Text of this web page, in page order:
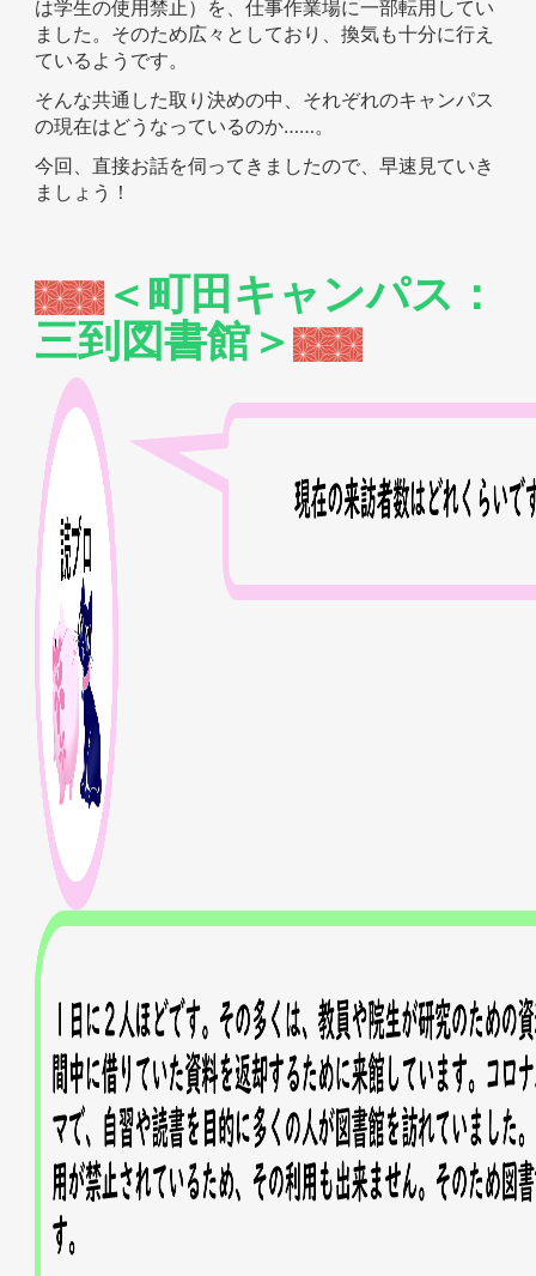
は学生の使用禁止）を、仕事作業場に一部転用してい
ました。そのため広々としており、換気も十分に行え
ているようです。
そんな共通した取り決めの中、それぞれのキャンパス
の現在はどうなっているのか……。
今回、直接お話を伺ってきましたので、早速見ていき
ましょう！
＜町田キャンパス：
三到図書館＞